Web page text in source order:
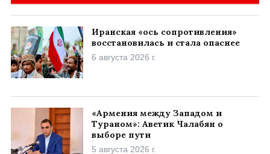
Иранская «ось сопротивления»
восстановилась и стала опаснее
6 августа 2026 г.
«Армения между Западом и
Тураном»: Аветик Чалабян о
выборе пути
5 августа 2026 г.